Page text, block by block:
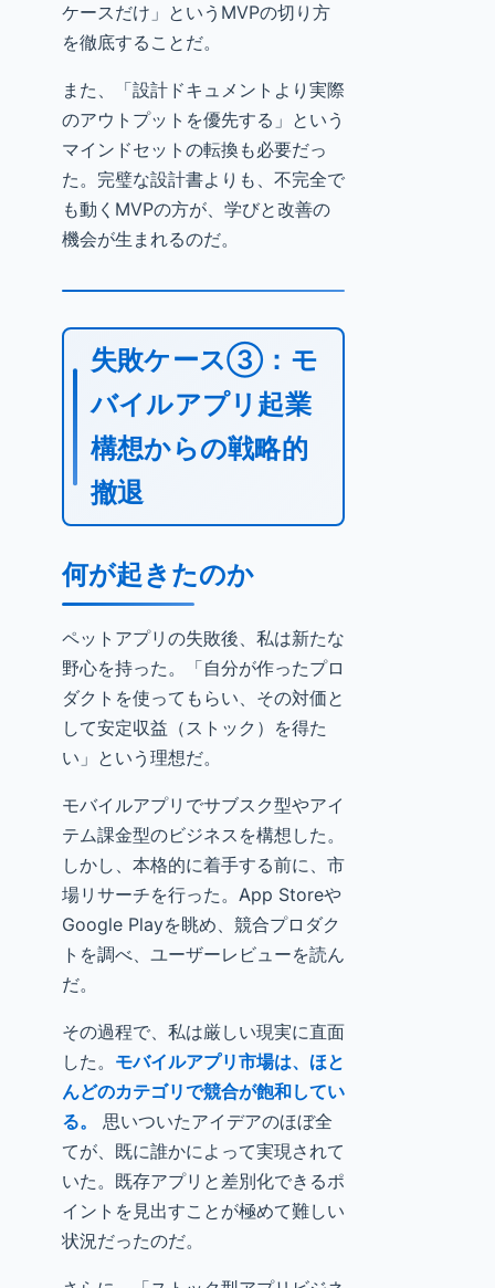
ケースだけ」というMVPの切り方
を徹底することだ。
また、「設計ドキュメントより実際
のアウトプットを優先する」という
マインドセットの転換も必要だっ
た。完璧な設計書よりも、不完全で
も動くMVPの方が、学びと改善の
機会が生まれるのだ。
失敗ケース③：モ
バイルアプリ起業
構想からの戦略的
撤退
何が起きたのか
ペットアプリの失敗後、私は新たな
野心を持った。「自分が作ったプロ
ダクトを使ってもらい、その対価と
して安定収益（ストック）を得た
い」という理想だ。
モバイルアプリでサブスク型やアイ
テム課金型のビジネスを構想した。
しかし、本格的に着手する前に、市
場リサーチを行った。App Storeや
Google Playを眺め、競合プロダク
トを調べ、ユーザーレビューを読ん
だ。
その過程で、私は厳しい現実に直面
した。 モバイルアプリ市場は、ほと
んどのカテゴリで競合が飽和してい
る。
思いついたアイデアのほぼ全
てが、既に誰かによって実現されて
いた。既存アプリと差別化できるポ
イントを見出すことが極めて難しい
状況だったのだ。